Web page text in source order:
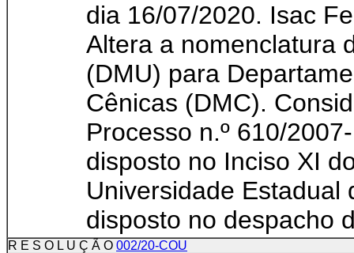
dia 16/07/2020. Isac
Altera a nomenclatura
(DMU) para
Cênicas (DMC).
Processo n.º 610/
disposto no Inciso XI
Universidade Estadual
disposto no despacho
R E S O L U Ç Ã O 002/20-COU